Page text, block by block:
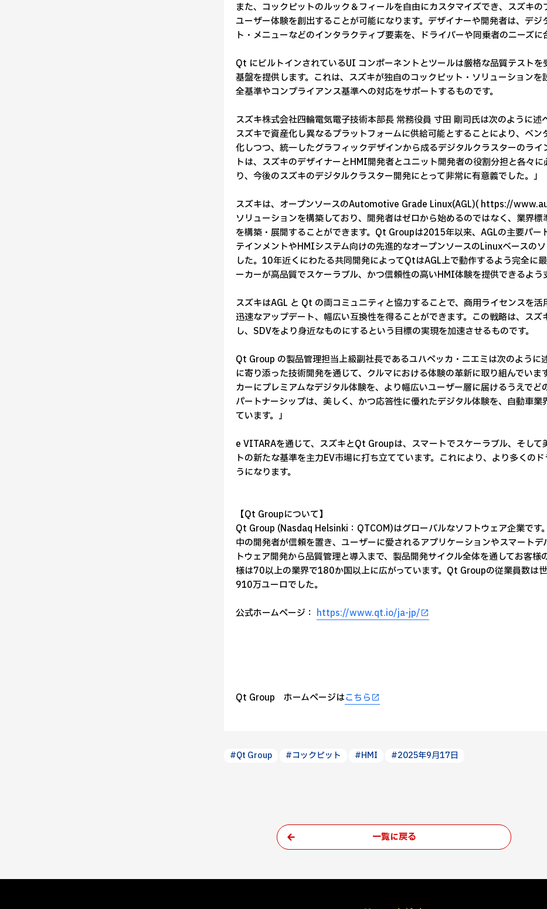
また、コックピットのルック＆フィールを自由にカスタマイズでき、スズキ
ユーザー体験を創出することが可能になります。デザイナーや開発者は、デ
ト・メニューなどのインタラクティブ要素を、ドライバーや同乗者のニーズに
Qt にビルトインされているUI コンポーネントとツールは厳格な品質テスト
基盤を提供します。これは、スズキが独自のコックピット・ソリューション
全基準やコンプライアンス基準への対応をサポートするものです。
スズキ株式会社四輪電気電子技術本部長 常務役員 寸田 剛司氏は次のように
スズキで資産化し異なるプラットフォームに供給可能とすることにより、ベ
化しつつ、統一したグラフィックデザインから成るデジタルクラスターのラ
トは、スズキのデザイナーとHMI開発者とユニット開発者の役割分担と各々
り、今後のスズキのデジタルクラスター開発にとって非常に有意義でした。」
スズキは、オープンソースのAutomotive Grade Linux(AGL)( https://
ソリューションを構築しており、開発者はゼロから始めるのではなく、業界
を構築・展開することができます。Qt Groupは2015年以来、AGLの主要パー
テインメントやHMIシステム向けの先進的なオープンソースのLinuxベースの
した。10年近くにわたる共同開発によってQtはAGL上で動作するよう完全に
ーカーが高品質でスケーラブル、かつ信頼性の高いHMI体験を提供できるよう
スズキはAGL と Qt の両コミュニティと協力することで、商用ライセンスを活
迅速なアップデート、幅広い互換性を得ることができます。この戦略は、ス
し、SDVをより身近なものにするという目標の実現を加速させるものです。
Qt Group の製品管理担当上級副社長であるユハペッカ・ニエミは次のように
に寄り添った技術開発を通じて、クルマにおける体験の革新に取り組んでい
カーにプレミアムなデジタル体験を、より幅広いユーザー層に届けるうえで
パートナーシップは、美しく、かつ応答性に優れたデジタル体験を、自動車
ています。」
e VITARAを通じて、スズキとQt Groupは、スマートでスケーラブル、そして
トの新たな基準を主力EV市場に打ち立てています。これにより、より多くの
うになります。
【Qt Groupについて】
Qt Group (Nasdaq Helsinki：QTCOM)はグローバルなソフトウェア企業です
中の開発者が信頼を置き、ユーザーに愛されるアプリケーションやスマート
トウェア開発から品質管理と導入まで、製品開発サイクル全体を通してお客
様は70以上の業界で180か国以上に広がっています。Qt Groupの従業員数
910万ユーロでした。
公式ホームページ： https://www.qt.io/ja-jp/
Qt Group ホームページはこちら
#Qt Group #コックピット #HMI #2025年9月17日
一覧に戻る